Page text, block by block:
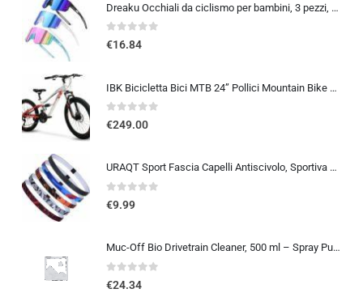
Dreaku Occhiali da ciclismo per bambini, 3 pezzi, occhiali sportivi per bambini, protezione UV400, polarizzati, antivento, pe
0out of 5
€16.84
IBK Bicicletta Bici MTB 24” Pollici Mountain Bike BIAMMORTIZZATA Ragazzo Cambio 21 Velocità Freni a Disco
0out of 5
€249.00
URAQT Sport Fascia Capelli Antiscivolo, Sportiva Fasce per Capelli Sottile Elastico Turbante Fasciaa, Sport Fasce Sottile Uni
0out of 5
€9.99
Muc-Off Bio Drivetrain Cleaner, 500 ml – Spray Pulisci Catena Bici e Sgrassatore Catena Bici – Efficace e Biodegradabile – Pe
0out of 5
€24.34